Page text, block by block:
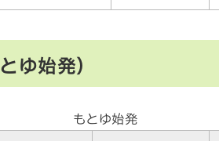
ゆ始発）
もとゆ始発